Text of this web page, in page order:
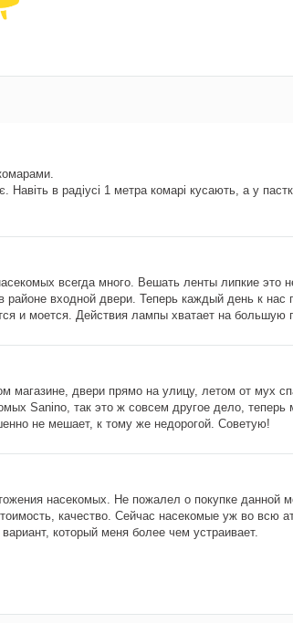
Навіть в радіусі 1 метра комарі кусають, а у
всегда много. Вешать ленты липкие это
входной двери. Теперь каждый день к нас
и моется. Действия лампы хватает на
магазине, двери прямо на улицу, летом от мух
Sanino, так это ж совсем другое дело,
не мешает, к тому же недорогой. Советую!
насекомых. Не пожалел о покупке данной
качество. Сейчас насекомые уж во всю
который меня более чем устраивает.